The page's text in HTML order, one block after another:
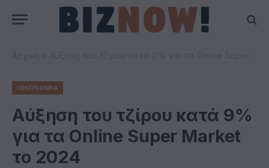
Αρχική
ΟΙΚΟΝΟΜΙΑ
Αύξηση του τζίρου κατά 9%
για τα Online Super Market
το 2024